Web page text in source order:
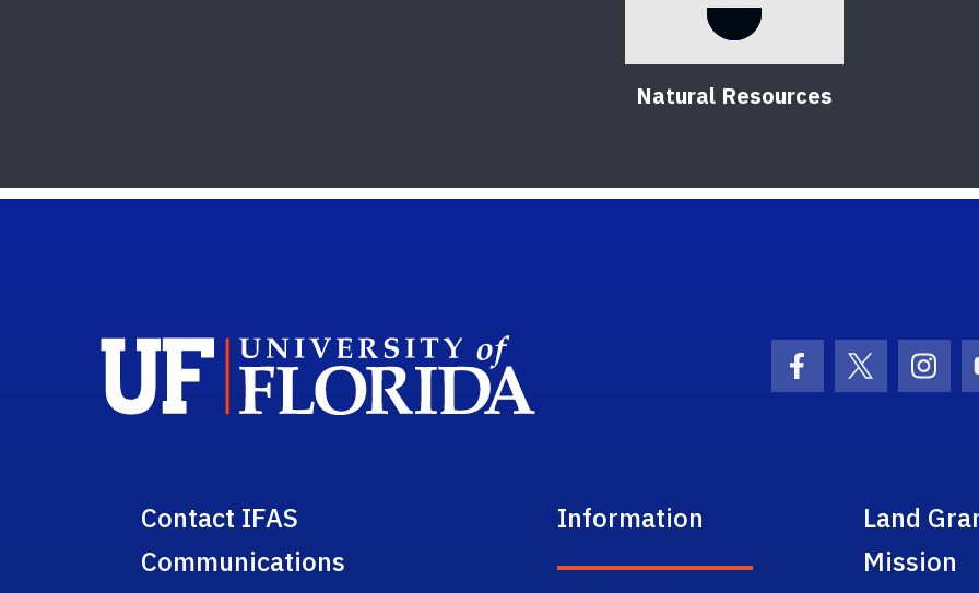
Natural Resources
Facebook Icon
Twitter
Contact IFAS
Communications
Information
Land
Mission